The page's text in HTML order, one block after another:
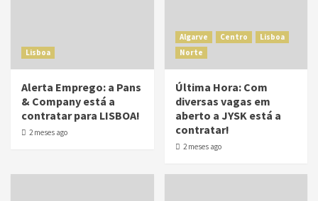
Lisboa
Alerta Emprego: a Pans
& Company está a
contratar para LISBOA!
2 meses ago
Algarve Centro
Lisboa
Norte
Última Hora: Com
diversas vagas em
aberto a JYSK está a
contratar!
2 meses ago